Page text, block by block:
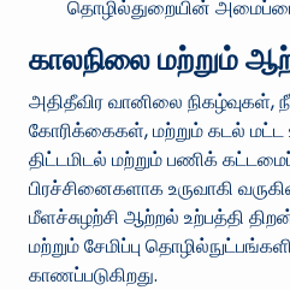
தொழில்துறையின்
காலநிலை மற்றும்
அதிதீவிர வானிலை நிகழ்வுகள்,
கோரிக்கைகள், மற்றும் கடல் மட்ட
திட்டமிடல் மற்றும் பணிக்
பிரச்சினைகளாக உருவாகி
மீளச்சுழற்சி ஆற்றல் உற்பத்தி
மற்றும் சேமிப்பு
காணப்படுகிறது.